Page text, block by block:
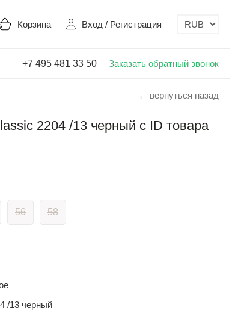
Корзина Вход / Регистрация
+7 495 481 33 50 Заказать обратный звонок
← вернуться назад
2204 /13 черный с ID товара
56 58
/13 черный